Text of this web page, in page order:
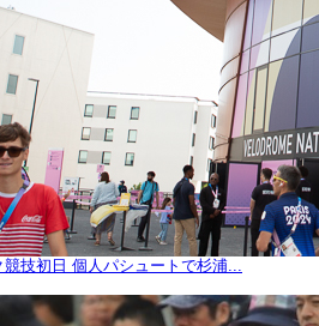
技初日 個人パシュートで杉浦...